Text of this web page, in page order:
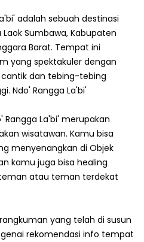
adalah sebuah destinasi
Sumbawa, Kabupaten
Barat. Tempat ini
yang spektakuler dengan
dan tebing-tebing
Ndo' Rangga La'bi'
Rangga La'bi' merupakan
wisatawan. Kamu bisa
menyenangkan di Objek
kamu juga bisa healing
atau teman terdekat
yang telah di susun
rekomendasi info tempat